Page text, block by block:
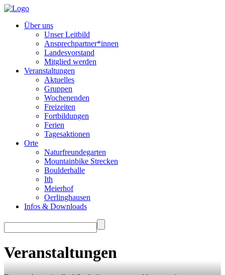
Über uns
Unser Leitbild
Ansprechpartner*innen
Landesvorstand
Mitglied werden
Veranstaltungen
Aktuelles
Gruppen
Wochenenden
Freizeiten
Fortbildungen
Ferien
Tagesaktionen
Orte
Naturfreundegarten
Mountainbike Strecken
Boulderhalle
Ith
Meierhof
Oerlinghausen
Infos & Downloads
Veranstaltungen